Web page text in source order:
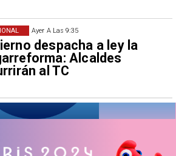
Ayer A Las 9:35
despacha a ley la
Alcaldes
al TC